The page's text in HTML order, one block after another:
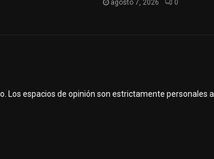
agosto 7, 2026 0
Los espacios de opinión son estrictamente personales a